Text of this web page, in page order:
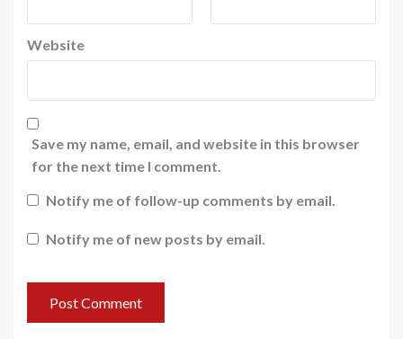
Website
Save my name, email, and website in this browser
for the next time I comment.
Notify me of follow-up comments by email.
Notify me of new posts by email.